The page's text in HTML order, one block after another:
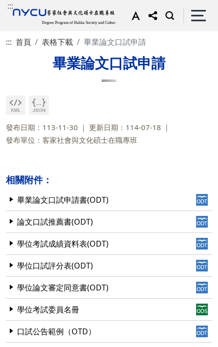
:::
::: 首頁 表格下載 畢業論文口試申請
畢業論文口試申請
發布日期：113-11-30
更新日期：114-07-18
發布單位：客家社會與文化碩士在職專班
相關附件：
畢業論文口試申請書(ODT)
論文口試推薦書(ODT)
學位考試成績資料表(ODT)
學位口試評分表(ODT)
學位論文審定同意書(ODT)
學位考試委員名冊
口試公告範例（OTD）